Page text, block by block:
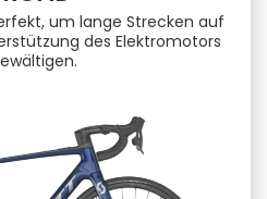
um lange Strecken auf
des Elektromotors